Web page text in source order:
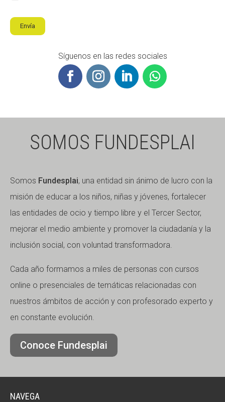
Envía
Síguenos en las redes sociales
SOMOS FUNDESPLAI
Somos Fundesplai, una entidad sin ánimo de lucro con la
misión de educar a los niños, niñas y jóvenes, fortalecer
las entidades de ocio y tiempo libre y el Tercer Sector,
mejorar el medio ambiente y promover la ciudadanía y la
inclusión social, con voluntad transformadora.
Cada año formamos a miles de personas con cursos
online o presenciales de temáticas relacionadas con
nuestros ámbitos de acción y con profesorado experto y
en constante evolución.
Conoce Fundesplai
NAVEGA